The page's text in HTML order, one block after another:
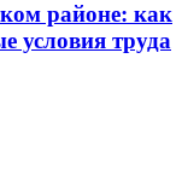
районе: как
условия труда